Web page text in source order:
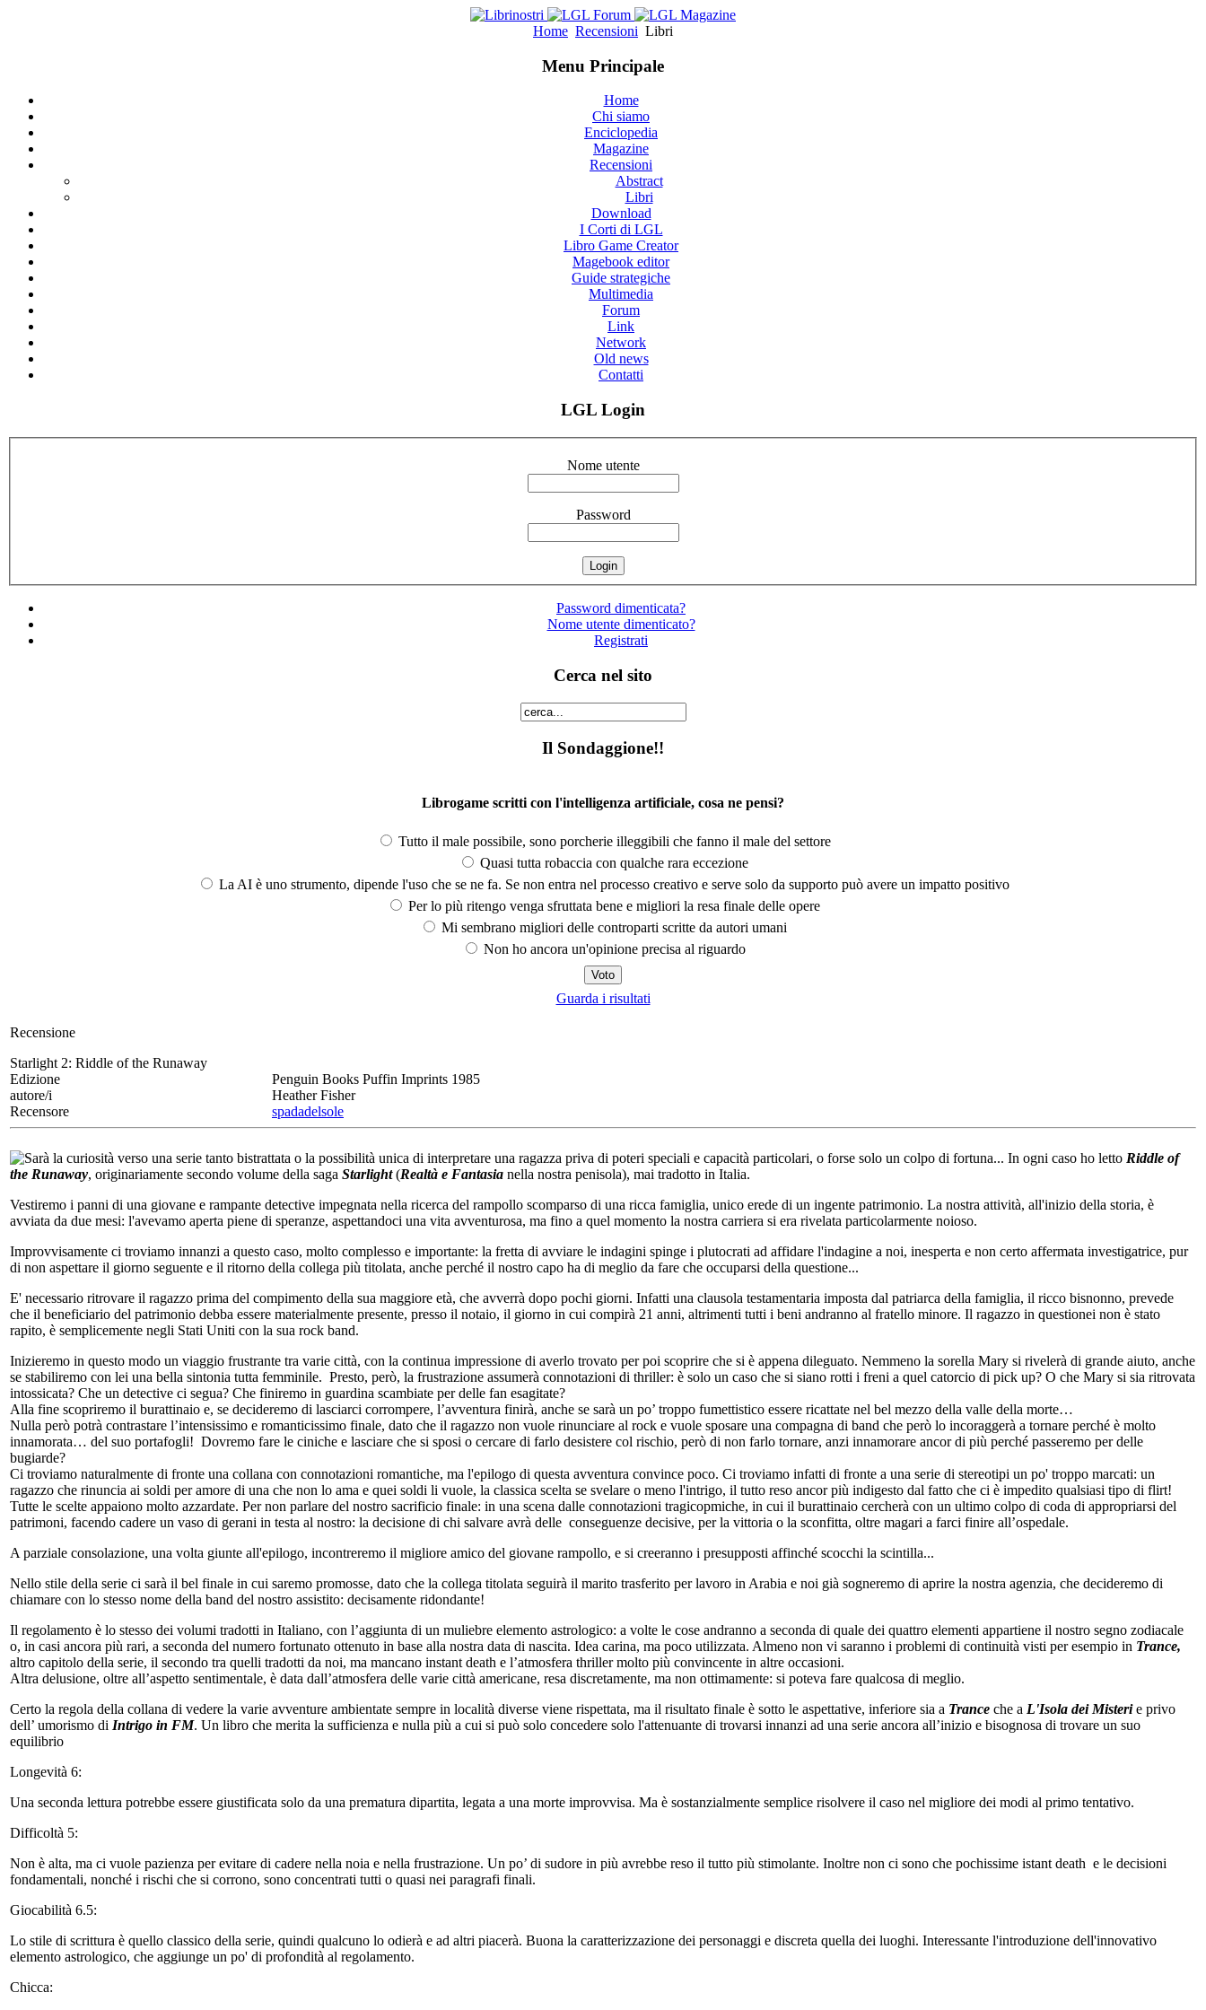
Home Recensioni Libri
Menu Principale
Home
Chi siamo
Enciclopedia
Magazine
Recensioni
Abstract
Libri
Download
I Corti di LGL
Libro Game Creator
Magebook editor
Guide strategiche
Multimedia
Forum
Link
Network
Old news
Contatti
LGL Login
Nome utente
Password
Password dimenticata?
Nome utente dimenticato?
Registrati
Cerca nel sito
Il Sondaggione!!
Librogame scritti con l'intelligenza artificiale, cosa ne pensi?
Tutto il male possibile, sono porcherie illeggibili che fanno il male del settore
Quasi tutta robaccia con qualche rara eccezione
La AI è uno strumento, dipende l'uso che se ne fa. Se non entra nel processo creativo e serve solo da supporto può avere un impatto positivo
Per lo più ritengo venga sfruttata bene e migliori la resa finale delle opere
Mi sembrano migliori delle controparti scritte da autori umani
Non ho ancora un'opinione precisa al riguardo
Guarda i risultati
Recensione
Starlight 2: Riddle of the Runaway
Edizione
Penguin Books Puffin Imprints 1985
autore/i
Heather Fisher
Recensore
spadadelsole
Sarà la curiosità verso una serie tanto bistrattata o la possibilità unica di interpretare una ragazza priva di poteri speciali e capacità particolari, o forse solo un colpo di fortuna... In ogni caso ho letto Riddle of
the Runaway, originariamente secondo volume della saga Starlight(Realtà e Fantasia nella nostra penisola), mai tradotto in Italia.
Vestiremo i panni di una giovane e rampante detective impegnata nella ricerca del rampollo scomparso di una ricca famiglia, unico erede di un ingente patrimonio. La nostra attività, all'inizio della storia, è
avviata da due mesi: l'avevamo aperta piene di speranze, aspettandoci una vita avventurosa, ma fino a quel momento la nostra carriera si era rivelata particolarmente noioso.
Improvvisamente ci troviamo innanzi a questo caso, molto complesso e importante: la fretta di avviare le indagini spinge i plutocrati ad affidare l'indagine a noi, inesperta e non certo affermata investigatrice, pur
di non aspettare il giorno seguente e il ritorno della collega più titolata, anche perché il nostro capo ha di meglio da fare che occuparsi della questione...
E' necessario ritrovare il ragazzo prima del compimento della sua maggiore età, che avverrà dopo pochi giorni. Infatti una clausola testamentaria imposta dal patriarca della famiglia, il ricco bisnonno, prevede
che il beneficiario del patrimonio debba essere materialmente presente, presso il notaio, il giorno in cui compirà 21 anni, altrimenti tutti i beni andranno al fratello minore. Il ragazzo in questionei non è stato
rapito, è semplicemente negli Stati Uniti con la sua rock band.
Inizieremo in questo modo un viaggio frustrante tra varie città, con la continua impressione di averlo trovato per poi scoprire che si è appena dileguato. Nemmeno la sorella Mary si rivelerà di grande aiuto, anche
se stabiliremo con lei una bella sintonia tutta femminile. Presto, però, la frustrazione assumerà connotazioni di thriller: è solo un caso che si siano rotti i freni a quel catorcio di pick up? O che Mary si sia ritrovata
intossicata? Che un detective ci segua? Che finiremo in guardina scambiate per delle fan esagitate?
Alla fine scopriremo il burattinaio e, se decideremo di lasciarci corrompere, l’avventura finirà, anche se sarà un po’ troppo fumettistico essere ricattate nel bel mezzo della valle della morte…
Nulla però potrà contrastare l’intensissimo e romanticissimo finale, dato che il ragazzo non vuole rinunciare al rock e vuole sposare una compagna di band che però lo incoraggerà a tornare perché è molto
innamorata… del suo portafogli! Dovremo fare le ciniche e lasciare che si sposi o cercare di farlo desistere col rischio, però di non farlo tornare, anzi innamorare ancor di più perché passeremo per delle
bugiarde?
Ci troviamo naturalmente di fronte una collana con connotazioni romantiche, ma l'epilogo di questa avventura convince poco. Ci troviamo infatti di fronte a una serie di stereotipi un po' troppo marcati: un
ragazzo che rinuncia ai soldi per amore di una che non lo ama e quei soldi li vuole, la classica scelta se svelare o meno l'intrigo, il tutto reso ancor più indigesto dal fatto che ci è impedito qualsiasi tipo di flirt!
Tutte le scelte appaiono molto azzardate. Per non parlare del nostro sacrificio finale: in una scena dalle connotazioni tragicopmiche, in cui il burattinaio cercherà con un ultimo colpo di coda di appropriarsi del
patrimoni, facendo cadere un vaso di gerani in testa al nostro: la decisione di chi salvare avrà delle conseguenze decisive, per la vittoria o la sconfitta, oltre magari a farci finire all’ospedale.
A parziale consolazione, una volta giunte all'epilogo, incontreremo il migliore amico del giovane rampollo, e si creeranno i presupposti affinché scocchi la scintilla...
Nello stile della serie ci sarà il bel finale in cui saremo promosse, dato che la collega titolata seguirà il marito trasferito per lavoro in Arabia e noi già sogneremo di aprire la nostra agenzia, che decideremo di
chiamare con lo stesso nome della band del nostro assistito: decisamente ridondante!
Il regolamento è lo stesso dei volumi tradotti in Italiano, con l’aggiunta di un muliebre elemento astrologico: a volte le cose andranno a seconda di quale dei quattro elementi appartiene il nostro segno zodiacale
o, in casi ancora più rari, a seconda del numero fortunato ottenuto in base alla nostra data di nascita. Idea carina, ma poco utilizzata. Almeno non vi saranno i problemi di continuità visti per esempio in Trance,
altro capitolo della serie, il secondo tra quelli tradotti da noi, ma mancano instant death e l’atmosfera thriller molto più convincente in altre occasioni.
Altra delusione, oltre all’aspetto sentimentale, è data dall’atmosfera delle varie città americane, resa discretamente, ma non ottimamente: si poteva fare qualcosa di meglio.
Certo la regola della collana di vedere la varie avventure ambientate sempre in località diverse viene rispettata, ma il risultato finale è sotto le aspettative, inferiore sia a Trance che a L'Isola dei Misterie privo
dell’ umorismo di Intrigo in FM. Un libro che merita la sufficienza e nulla più a cui si può solo concedere solo l'attenuante di trovarsi innanzi ad una serie ancora all’inizio e bisognosa di trovare un suo
equilibrio
Longevità 6:
Una seconda lettura potrebbe essere giustificata solo da una prematura dipartita, legata a una morte improvvisa. Ma è sostanzialmente semplice risolvere il caso nel migliore dei modi al primo tentativo.
Difficoltà 5:
Non è alta, ma ci vuole pazienza per evitare di cadere nella noia e nella frustrazione. Un po’ di sudore in più avrebbe reso il tutto più stimolante. Inoltre non ci sono che pochissime istant death e le decisioni
fondamentali, nonché i rischi che si corrono, sono concentrati tutti o quasi nei paragrafi finali.
Giocabilità 6.5:
Lo stile di scrittura è quello classico della serie, quindi qualcuno lo odierà e ad altri piacerà. Buona la caratterizzazione dei personaggi e discreta quella dei luoghi. Interessante l'introduzione dell'innovativo
elemento astrologico, che aggiunge un po' di profondità al regolamento.
Chicca: